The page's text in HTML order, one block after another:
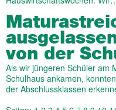
von der
Als wir jüngeren Schüler am
Schulhaus ankamen,
der Abschlussklassen